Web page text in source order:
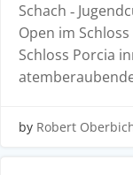
Schach ‑
Open im
Schloss Porcia
by Robert